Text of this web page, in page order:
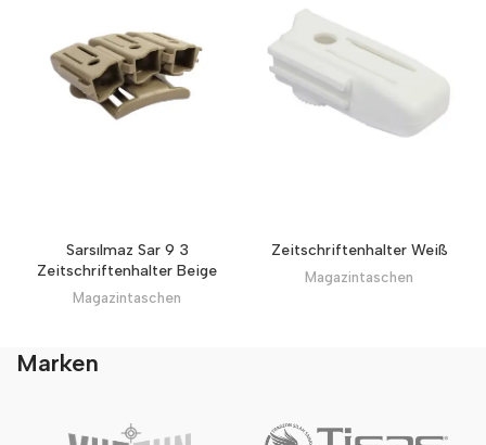
Sarsılmaz Sar 9 3
Zeitschriftenhalter Beige
Magazintaschen
Zeitschriftenhalter Weiß
Magazintaschen
Marken